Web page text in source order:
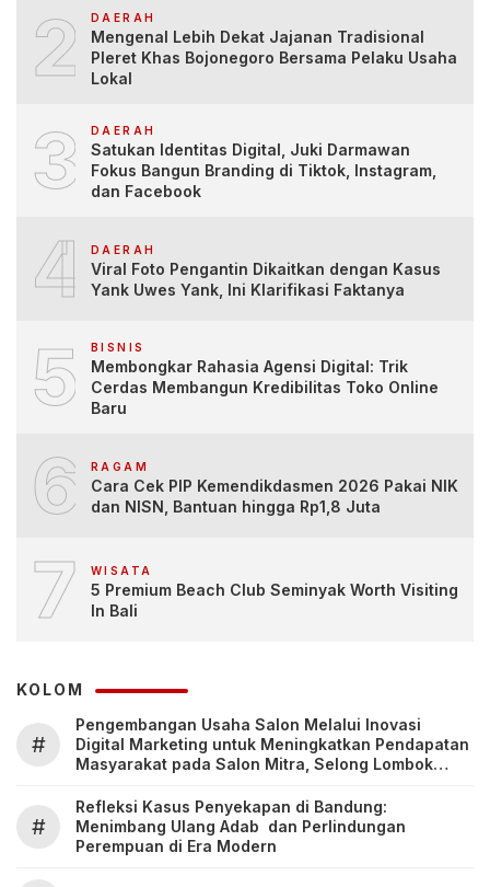
2 DAERAH
Mengenal Lebih Dekat Jajanan Tradisional
Pleret Khas Bojonegoro Bersama Pelaku Usaha
Lokal
3 DAERAH
Satukan Identitas Digital, Juki Darmawan
Fokus Bangun Branding di Tiktok, Instagram,
dan Facebook
4 DAERAH
Viral Foto Pengantin Dikaitkan dengan Kasus
Yank Uwes Yank, Ini Klarifikasi Faktanya
5 BISNIS
Membongkar Rahasia Agensi Digital: Trik
Cerdas Membangun Kredibilitas Toko Online
Baru
6 RAGAM
Cara Cek PIP Kemendikdasmen 2026 Pakai NIK
dan NISN, Bantuan hingga Rp1,8 Juta
7 WISATA
5 Premium Beach Club Seminyak Worth Visiting
In Bali
KOLOM
#
Pengembangan Usaha Salon Melalui Inovasi
Digital Marketing untuk Meningkatkan Pendapatan
Masyarakat pada Salon Mitra, Selong Lombok
#
Refleksi Kasus Penyekapan di Bandung:
Menimbang Ulang Adab dan Perlindungan
Perempuan di Era Modern